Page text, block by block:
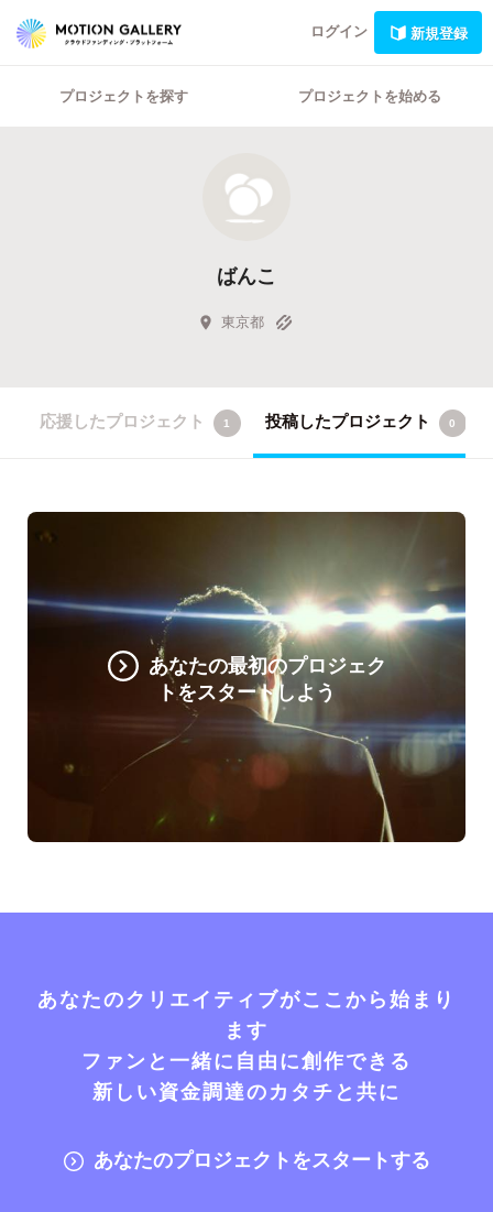
ログイン 新規登録
プロジェクトを探す プロジェクトを始める
ばんこ
東京都
応援したプロジェクト 1 投稿したプロジェクト 0
あなたの最初のプロジェク
トをスタートしよう
あなたのクリエイティブがここから始まり
ます
ファンと一緒に自由に創作できる
新しい資金調達のカタチと共に
あなたのプロジェクトをスタートする